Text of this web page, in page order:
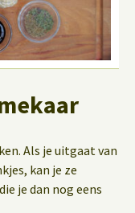
Als je uitgaat van
kan je ze
je dan nog eens